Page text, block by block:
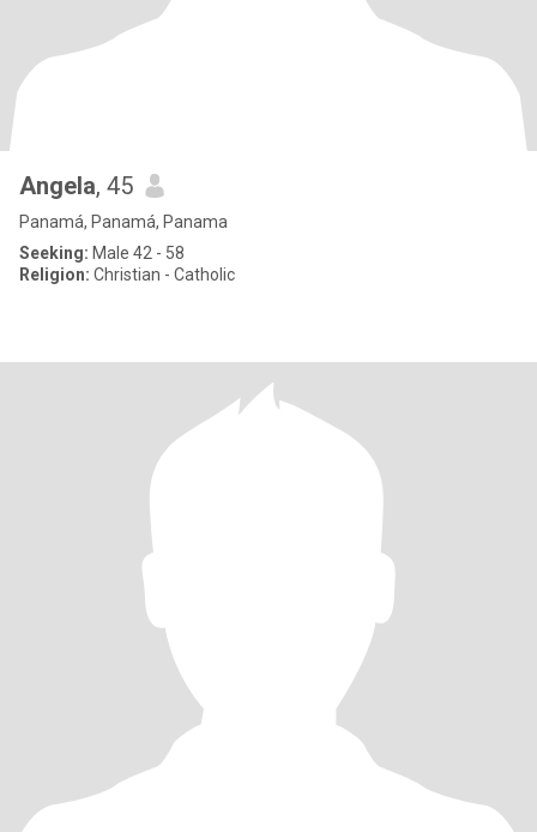
Angela, 45
Panamá, Panamá, Panama
Seeking: Male 42 - 58
Religion: Christian - Catholic